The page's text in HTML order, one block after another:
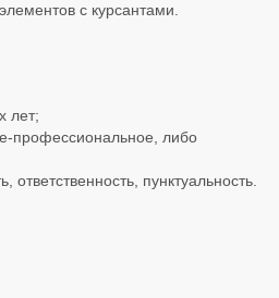
с курсантами.
лет;
профессиональное, либо
ответственность, пунктуальность.